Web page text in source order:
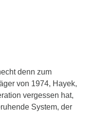
denn zum
von 1974, Hayek,
vergessen hat,
System, der